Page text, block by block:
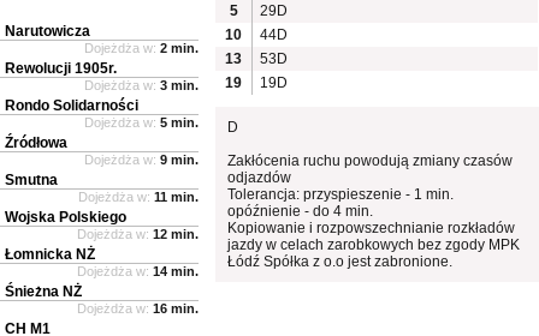
5
29D
10
44D
13
53D
19
19D
D
Zakłócenia ruchu powodują zmiany czasów
odjazdów
Tolerancja: przyspieszenie - 1 min.
opóźnienie - do 4 min.
Kopiowanie i rozpowszechnianie rozkładów
jazdy w celach zarobkowych bez zgody MPK
Łódź Spółka z o.o jest zabronione.
Narutowicza
Dojeżdża w: 2 min.
Rewolucji 1905r.
Dojeżdża w: 3 min.
Rondo Solidarności
Dojeżdża w: 5 min.
Źródłowa
Dojeżdża w: 9 min.
Smutna
Dojeżdża w: 11 min.
Wojska Polskiego
Dojeżdża w: 12 min.
Łomnicka NŻ
Dojeżdża w: 14 min.
Śnieżna NŻ
Dojeżdża w: 16 min.
CH M1